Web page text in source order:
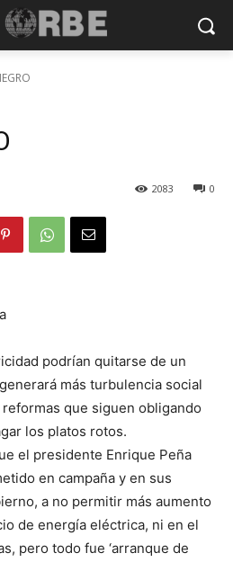
0
2083
podrían quitarse de un
más turbulencia social
que siguen obligando
los platos rotos.
el presidente Enrique Peña
en campaña y en sus
a no permitir más aumento
de energía eléctrica, ni en el
pero todo fue ‘arranque de